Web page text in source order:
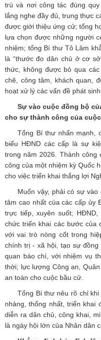
trú và nơi công tác đúng
lắng nghe đầy đủ, trung thực
được giới thiệu ứng cử; tổng
lựa chọn được những người
nhiệm; tổng Bí thư Tô Lâm
là “thước đo dân chủ ở cơ
thức, không được bỏ qua
chẽ, công tâm, khách quan,
hoạt xử lý các vấn đề phát
Sự vào cuộc đồng bộ
cho sự thành công của
Tổng Bí thư nhấn mạnh,
biểu HĐND các cấp là sự
trong năm 2026. Thành công
công của một nhiệm kỳ Quốc
cho việc triển khai thắng lợi
Muốn vậy, phải có sự
tâm cao nhất của các cấp ủy
trực tiếp, xuyên suốt;
chức triển khai các bước của
với vai trò nòng cốt trong
chính trị - xã hội, tạo sự
quan báo chí, với nhiệm vụ
thời; lực lượng Công an,
an toàn cho cuộc bầu cử.
Tổng Bí thư nêu rõ chỉ
nhàng, thống nhất, triển
diễn ra dân chủ, công khai,
là ngày hội lớn của Nhân dân